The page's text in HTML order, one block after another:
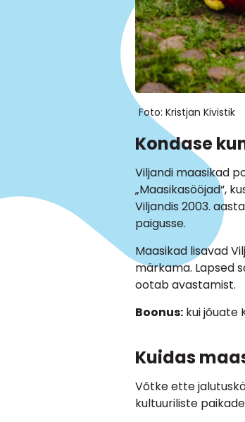
Foto: Kristjan Kivistik
Kondase
Viljandi maasikad
„Maasikasööjad“,
Viljandis 2003.
paigusse.
Maasikad lisavad
märkama. Lapsed
ootab avastamist.
Boonus: kui jõuate
Kuidas
Võtke ette
kultuuriliste